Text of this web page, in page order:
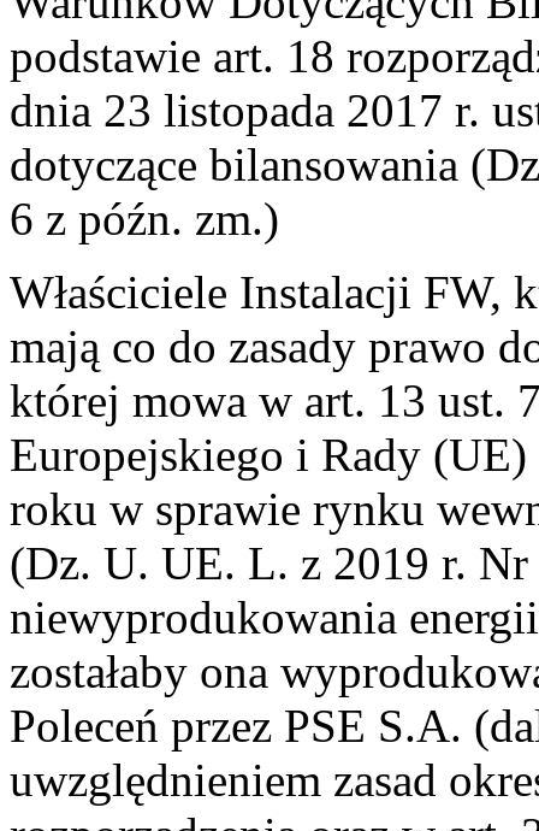
podstawie art. 18
dnia 23 listopada 2017 r.
dotyczące bilansowania
6 z późn. zm.)
Właściciele Instalacji FW,
mają co do zasady prawo
której mowa w art. 13 ust.
Europejskiego i Rady
roku w sprawie rynku
(Dz. U. UE. L. z 2019 r. Nr
niewyprodukowania
zostałaby ona
Poleceń przez PSE S.A.
uwzględnieniem zasad